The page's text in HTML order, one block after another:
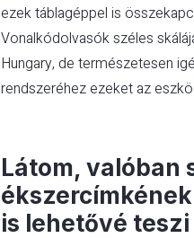
ezek táblagéppel is
Vonalkódolvasók széles
Hungary, de természetesen
rendszeréhez ezeket az
Látom, valóban
is lehetővé